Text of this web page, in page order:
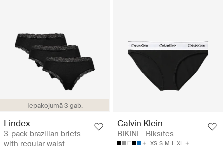
Iepakojumā 3 gab.
Lindex
3-pack brazilian briefs
with regular waist -
Calvin Klein
BIKINI - Biksītes
XS S M L XL